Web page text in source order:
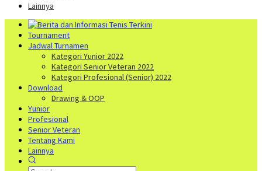
Lainnya
Tournament
Jadwal Turnamen
Kategori Yunior 2022
Kategori Senior Veteran 2022
Kategori Profesional (Senior) 2022
Download
Drawing & OOP
Yunior
Profesional
Senior Veteran
Tentang Kami
Lainnya